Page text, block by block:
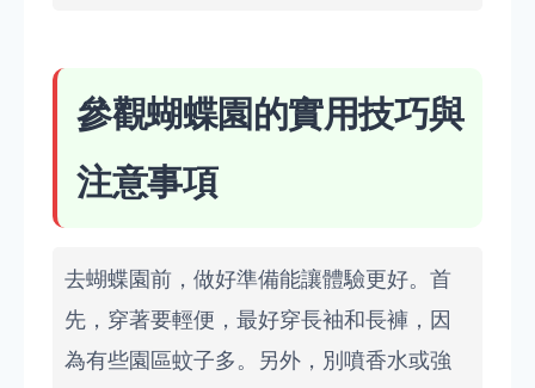
參觀蝴蝶園的實用技巧與
注意事項
去蝴蝶園前，做好準備能讓體驗更好。首
先，穿著要輕便，最好穿長袖和長褲，因
為有些園區蚊子多。另外，別噴香水或強